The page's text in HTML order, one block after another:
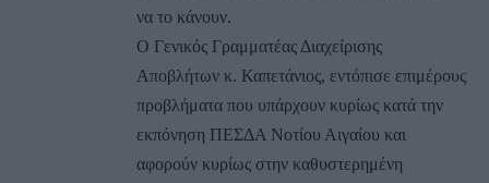
να το κάνουν.
Ο Γενικός Γραμματέας Διαχείρισης
Αποβλήτων κ. Καπετάνιος, εντόπισε επιμέρους
προβλήματα που υπάρχουν κυρίως κατά την
εκπόνηση ΠΕΣΔΑ Νοτίου Αιγαίου και
αφορούν κυρίως στην καθυστερημένη